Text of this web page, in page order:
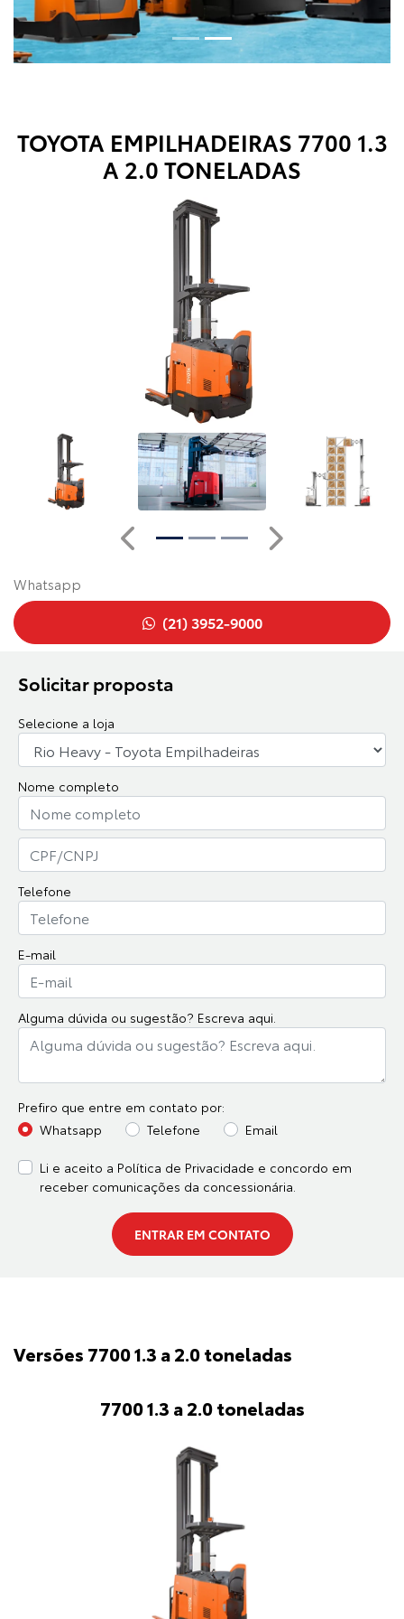
TOYOTA EMPILHADEIRAS 7700 1.3
A 2.0 TONELADAS
Solicitar proposta
Selecione a loja
Nome completo
Telefone
E-mail
Alguma dúvida ou sugestão? Escreva aqui.
Prefiro que entre em contato por:
Whatsapp
Telefone Email
Li e aceito a Política de Privacidade e concordo em
receber comunicações da concessionária.
ENTRAR EM CONTATO
Anterior Próximo
Whatsapp
(21) 3952-9000
Versões 7700 1.3 a 2.0 toneladas
7700 1.3 a 2.0 toneladas